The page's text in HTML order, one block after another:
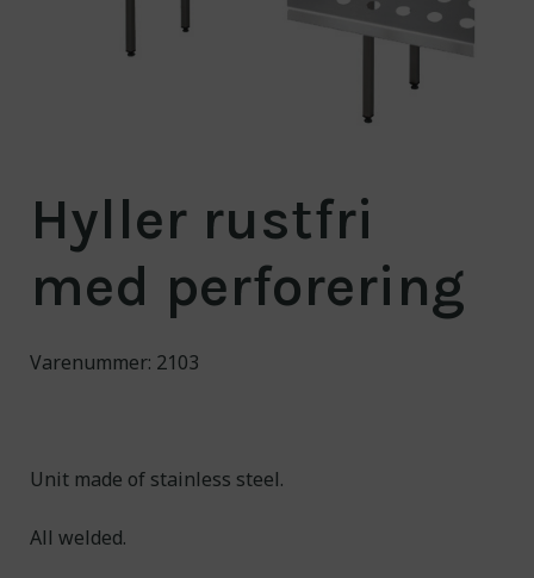
cleaner world
Hyller rustfri
med perforering
Varenummer: 2103
Unit made of stainless steel.
All welded.